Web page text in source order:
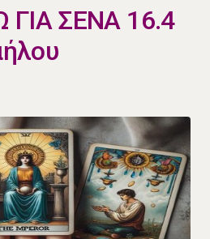
ΓΙΑ ΣΕΝΑ 16.4